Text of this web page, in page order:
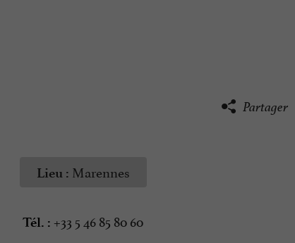
Partager
Lieu : Marennes
Tél. : +33 5 46 85 80 60